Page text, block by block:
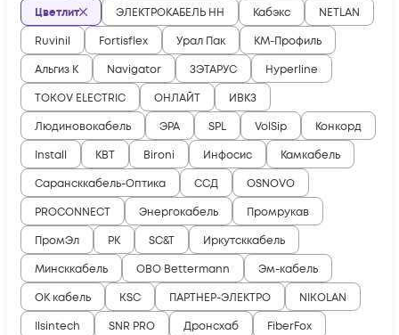
Цветлит
ЭЛЕКТРОКАБЕЛЬ НН Кабэкс
NETLAN
Ruvinil
Fortisflex Урал Пак
КМ-Профиль
Альгиз К
Navigator ЗЭТАРУС
Hyperline
TOKOV ELECTRIC
ОНЛАЙТ
ИВКЗ
Людиновокабель
ЭРА SPL VolSip
Конкорд
Install
КВТ Bironi Инфосис
Камкабель
Сарансккабель-Оптика
ССД
OSNOVO
PROCONNECT
Энергокабель
Промрукав
ПромЭл
РК SC&T
Иркутсккабель
Минсккабель
OBO Bettermann
Эм-кабель
ОК кабель
KSC ПАРТНЕР-ЭЛЕКТРО
NIKOLAN
Ilsintech
SNR PRO Дронсхаб
FiberFox